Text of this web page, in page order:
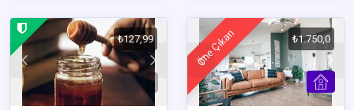
₺127,99 Öne Çıkan ₺1.750,0